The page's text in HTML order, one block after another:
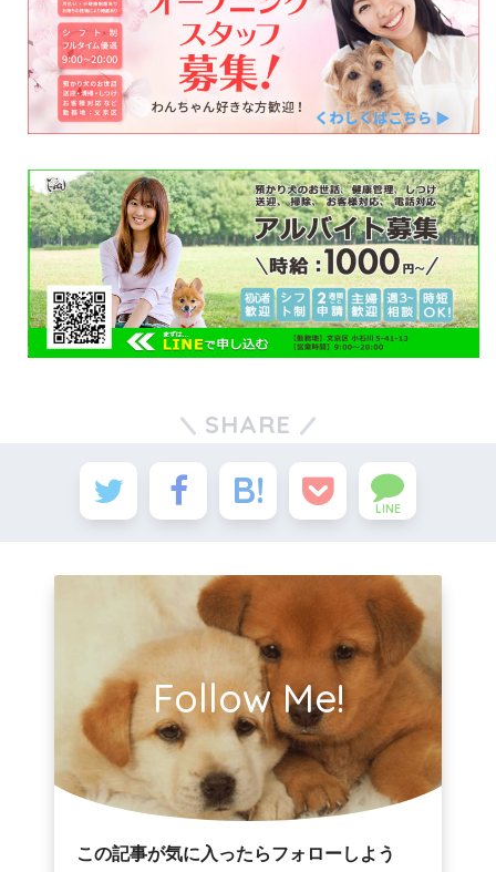
SHARE
LINE
Follow Me!
この記事が気に入ったらフォローしよう